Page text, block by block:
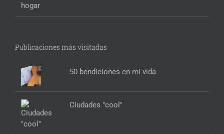
hogar
Publicaciones más visitadas
50 bendiciones en mi vida
Ciudades "cool"